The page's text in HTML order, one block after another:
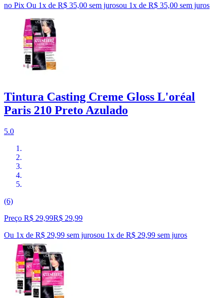
no Pix Ou 1x de R$ 35,00 sem jurosou 1x de R$ 35,00 sem juros
Tintura Casting Creme Gloss L'oréal
Paris 210 Preto Azulado
5.0
(6)
Preço R$ 29,99R$ 29,99
Ou 1x de R$ 29,99 sem jurosou 1x de R$ 29,99 sem juros